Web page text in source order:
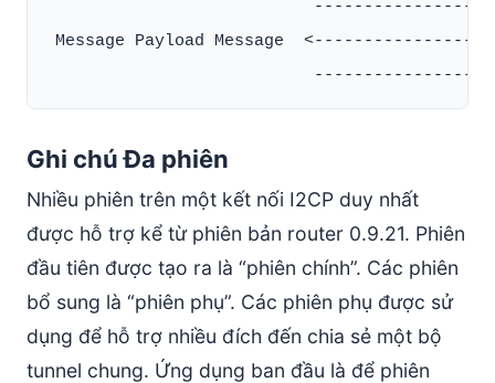
Message Payload Message
Ghi chú Đa phiên
Nhiều phiên trên một kết nối I2CP duy nhất
được hỗ trợ kể từ phiên bản router 0.9.21. Phiên
đầu tiên được tạo ra là “phiên chính”. Các phiên
bổ sung là “phiên phụ”. Các phiên phụ được sử
dụng để hỗ trợ nhiều đích đến chia sẻ một bộ
tunnel chung. Ứng dụng ban đầu là để phiên